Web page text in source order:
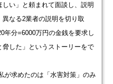
い」と頼まれて面談し、説明
なる2業者の説明を切り取
年分=6000万円の金銭を要求し
した」というストーリーをで
が求めたのは「水害対策」のみ